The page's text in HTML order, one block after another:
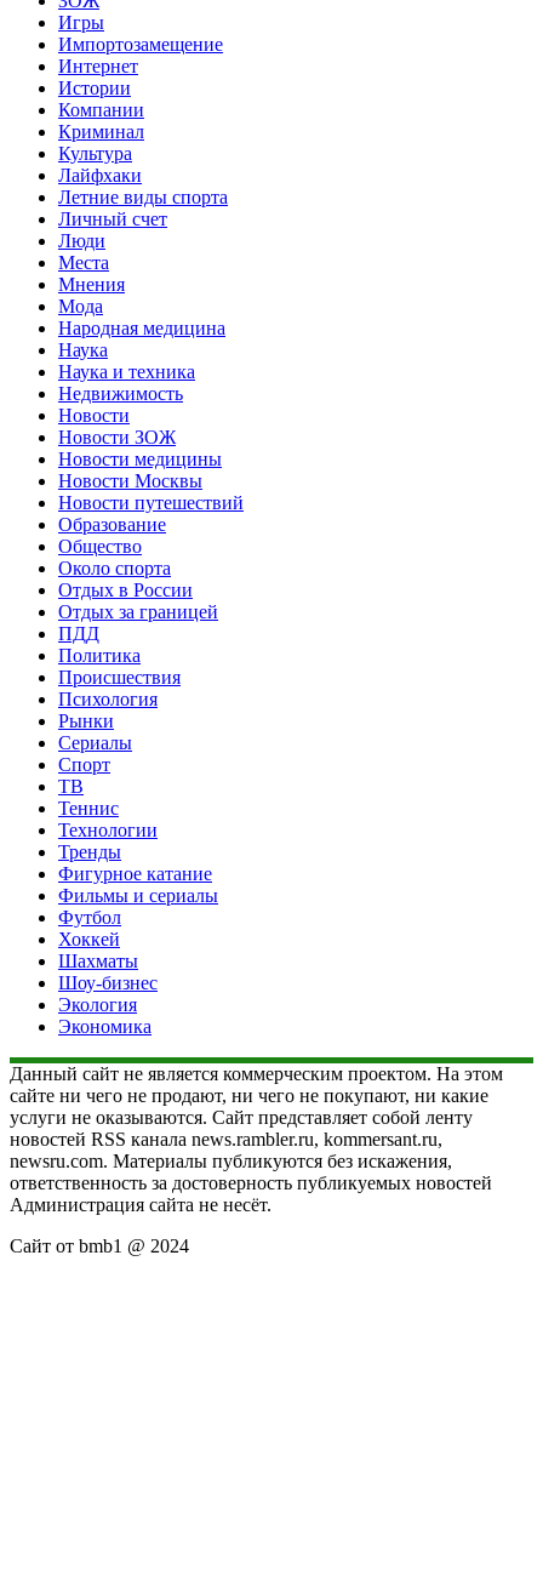
Игры
Импортозамещение
Интернет
Истории
Компании
Криминал
Культура
Лайфхаки
Летние виды спорта
Личный счет
Люди
Места
Мнения
Мода
Народная медицина
Наука
Наука и техника
Недвижимость
Новости
Новости ЗОЖ
Новости медицины
Новости Москвы
Новости путешествий
Образование
Общество
Около спорта
Отдых в России
Отдых за границей
ПДД
Политика
Происшествия
Психология
Рынки
Сериалы
Спорт
ТВ
Теннис
Технологии
Тренды
Фигурное катание
Фильмы и сериалы
Футбол
Хоккей
Шахматы
Шоу-бизнес
Экология
Экономика
Данный сайт не является коммерческим проектом. На этом
сайте ни чего не продают, ни чего не покупают, ни какие
услуги не оказываются. Сайт представляет собой ленту
новостей RSS канала news.rambler.ru, kommersant.ru,
newsru.com. Материалы публикуются без искажения,
ответственность за достоверность публикуемых новостей
Администрация сайта не несёт.
Сайт от bmb1 @ 2024